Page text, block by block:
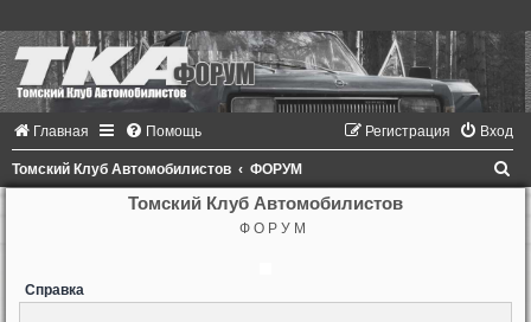
Главная Помощь Вход
Регистрация
Томский Клуб Автомобилистов ФОРУМ
Томский Клуб Автомобилистов
Ф О Р У М
Справка